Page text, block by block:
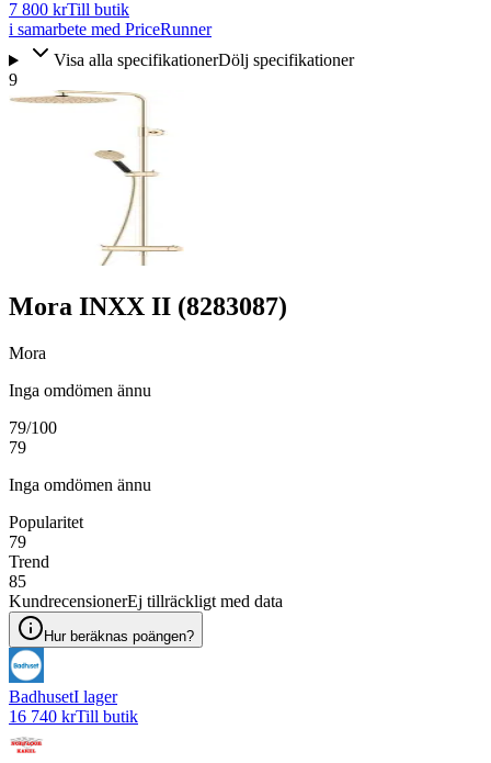
7 800 krTill butik
i samarbete med PriceRunner
Visa alla specifikationerDölj specifikationer
9
Mora INXX II (8283087)
Mora
Inga omdömen ännu
79/100
79
Inga omdömen ännu
Popularitet
79
Trend
85
KundrecensionerEj tillräckligt med data
Hur beräknas poängen?
BadhusetI lager
16 740 krTill butik